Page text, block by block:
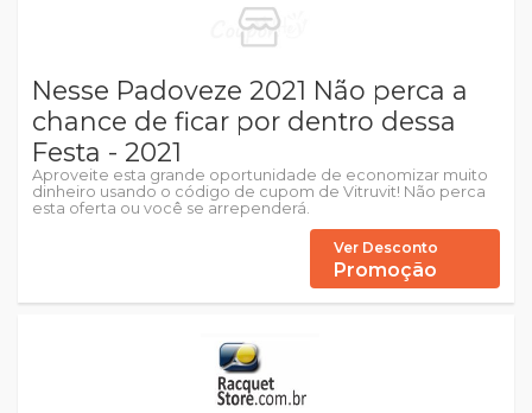
Nesse Padoveze 2021 Não perca a
chance de ficar por dentro dessa
Festa - 2021
Aproveite esta grande oportunidade de economizar muito
dinheiro usando o código de cupom de Vitruvit! Não perca
esta oferta ou você se arrependerá.
Ver Desconto
Promoção